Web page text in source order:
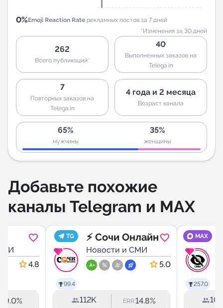
0%Emoji Reaction Rate рекламных постов за 7 дней
*Изменения за 30 дней
262
Всего публикаций*
40
Выполненных заказов на
Telega.in
7
Повторных заказов на
Telega.in
4 года и 2 месяца
Возраст канала
65%
мужчины
35%
женщины
Добавьте похожие
каналы Telegram и MAX
4.8
9.0%
TG
99.4
⚡️ Сочи Онлайн
Новости и СМИ
5.0
112K ERR:14.8%
MAX
257.0